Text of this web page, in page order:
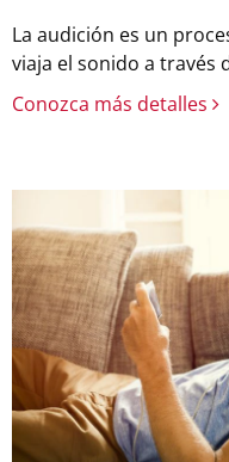
La audición es un
viaja el sonido a través
Conozca más detalles